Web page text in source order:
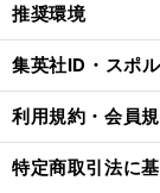
推奨環境
集英社ID・スポ
利用規約・会員
特定商取引法に